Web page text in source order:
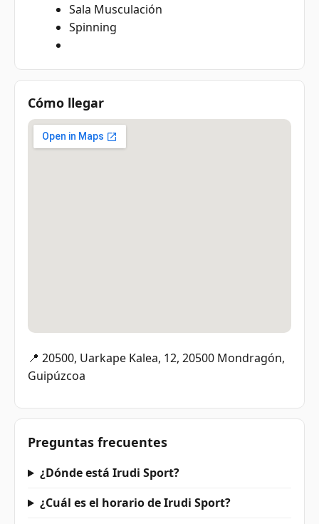
Sala Musculación
Spinning
Cómo llegar
📍 20500, Uarkape Kalea, 12, 20500 Mondragón,
Guipúzcoa
Preguntas frecuentes
¿Dónde está Irudi Sport?
¿Cuál es el horario de Irudi Sport?